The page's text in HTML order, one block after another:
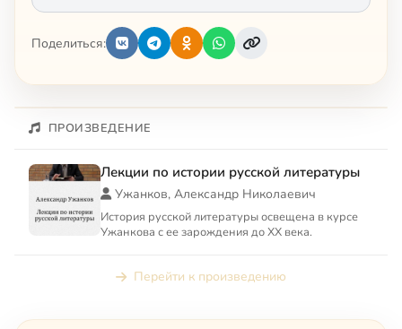
Поделиться:
ПРОИЗВЕДЕНИЕ
Лекции по истории русской литературы
Ужанков, Александр Николаевич
История русской литературы освещена в курсе
Ужанкова с ее зарождения до XX века.
Перейти к произведению